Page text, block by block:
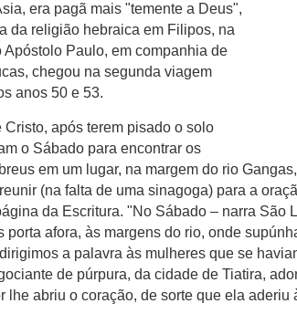
era pagã mais "temente a Deus",
da religião hebraica em Filipos, na
Apóstolo Paulo, em companhia de
chegou na segunda viagem
anos 50 e 53.
após terem pisado o solo
o Sábado para encontrar os
em um lugar, na margem do rio
(na falta de uma sinagoga) para a
da Escritura. "No Sábado – narra São
porta afora, às margens do rio, onde
a palavra às mulheres que se
de púrpura, da cidade de Tiatira,
lhe abriu o coração, de sorte que ela aderiu